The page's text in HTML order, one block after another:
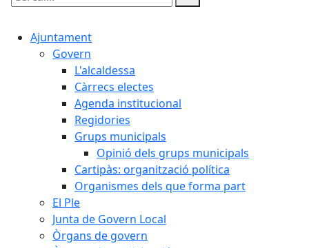
Cercar:
Ajuntament
Govern
L'alcaldessa
Càrrecs electes
Agenda institucional
Regidories
Grups municipals
Opinió dels grups municipals
Cartipàs: organització política
Organismes dels que forma part
El Ple
Junta de Govern Local
Òrgans de govern